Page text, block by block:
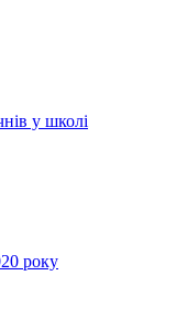
у школі
року